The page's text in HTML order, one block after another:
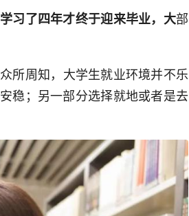
习了四年才终于迎来毕业，大部
众所周知，大学生就业环境并不乐
稳；另一部分选择就地或者是去